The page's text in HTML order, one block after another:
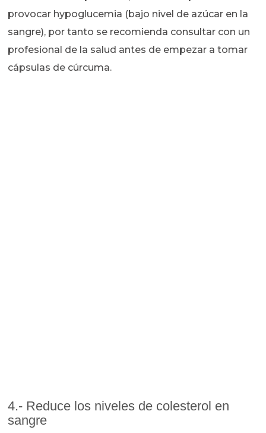
provocar hypoglucemia (bajo nivel de azúcar en la
sangre), por tanto se recomienda consultar con un
profesional de la salud antes de empezar a tomar
cápsulas de cúrcuma.
4.- Reduce los niveles de colesterol en
sangre